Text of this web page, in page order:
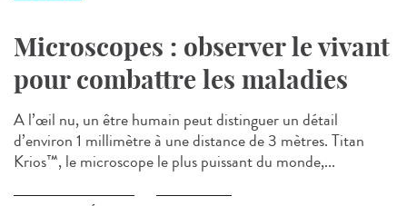
Microscopes : observer le vivant
pour combattre les maladies
A l’œil nu, un être humain peut distinguer un détail
d’environ 1 millimètre à une distance de 3 mètres. Titan
Krios™, le microscope le plus puissant du monde,...